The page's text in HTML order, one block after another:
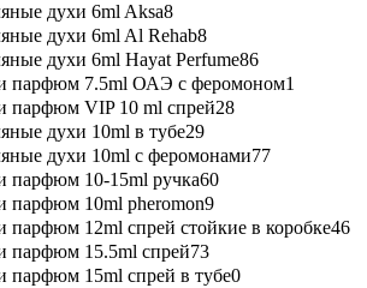
духи 6ml Aksa8
духи 6ml Al Rehab8
духи 6ml Hayat Perfume86
парфюм 7.5ml ОАЭ с феромоном1
парфюм VIP 10 ml спрей28
духи 10ml в тубе29
духи 10ml с феромонами77
парфюм 10-15ml ручка60
парфюм 10ml pheromon9
12ml спрей стойкие в коробке46
парфюм 15.5ml спрей73
парфюм 15ml спрей в тубе0